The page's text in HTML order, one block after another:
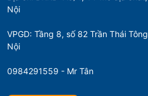
Nội
VPGD: Tầng 8, số 82 Trần Thái
Nội
0984291559 - Mr Tân